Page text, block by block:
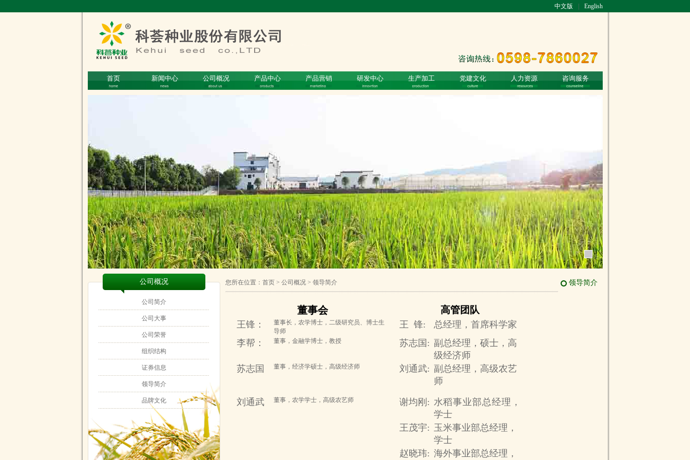
中文版 English
首页 新闻中心 公司概况 产品中心 产品营销 研发中心 生产加工 党建文化 人力资源 咨询服务
公司概况
公司简介
公司大事
公司荣誉
组织结构
证券信息
领导简介
品牌文化
领导简介
您所在位置： 首页> 公司概况 > 领导简介
董事会 高管团队
王锋：
董事长，农学博士，二级研究员、博士生
导师
王 锋:
总经理，首席科学家
李帮：
董事，金融学博士，教授 苏志国: 副总经理，硕士，高
级经济师
苏志国
董事，经济学硕士，高级经济师 刘通武: 副总经理，高级农艺
师
刘通武 董事，农学学士，高级农艺师 谢均刚: 水稻事业部总经理，
学士
王茂宇: 玉米事业部总经理，
学士
赵晓玮: 海外事业部总经理，